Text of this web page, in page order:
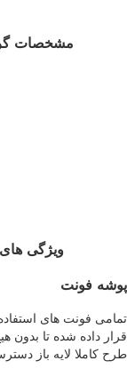
مشخصات
ویژگی
پوشه فونت
تمامی فونت های
قرار داده شده تا بدون
طرح کاملا لایه باز